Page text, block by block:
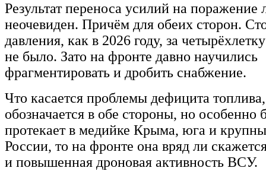
Результат переноса усилий на поражение
неочевиден. Причём для обеих сторон.
давления, как в 2026 году, за
не было. Зато на фронте давно научились
фрагментировать и дробить снабжение.
Что касается проблемы дефицита
обозначается в обе стороны, но особенно
протекает в медийке Крыма, юга и
России, то на фронте она вряд ли
и повышенная дроновая активность ВСУ.